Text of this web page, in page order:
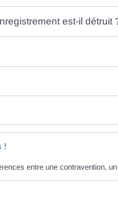
est-il détruit
!
entre une contravention,